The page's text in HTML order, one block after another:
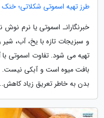
طرز تهیه اسموتی شکلاتی؛
خبرنگارانـ اسموتی یا نرم
و سبزیجات تازه با یخ، آب،
تهیه می شود. تفاوت اسموتی
بافت میوه است و آبکی نیست.
بدن به خاطر تعریق زیاد